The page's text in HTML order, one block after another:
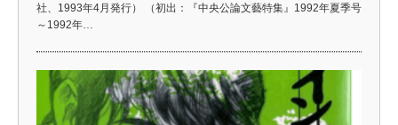
社、1993年4月発行） （初出：『中央公論文藝特集』1992年夏季号
～1992年…